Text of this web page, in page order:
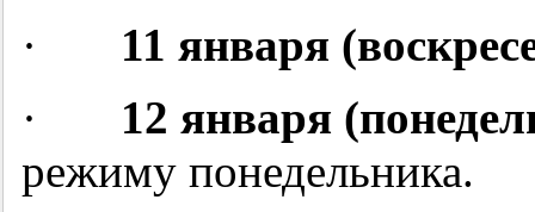
· 11 января
· 12 января
режиму понедельника.